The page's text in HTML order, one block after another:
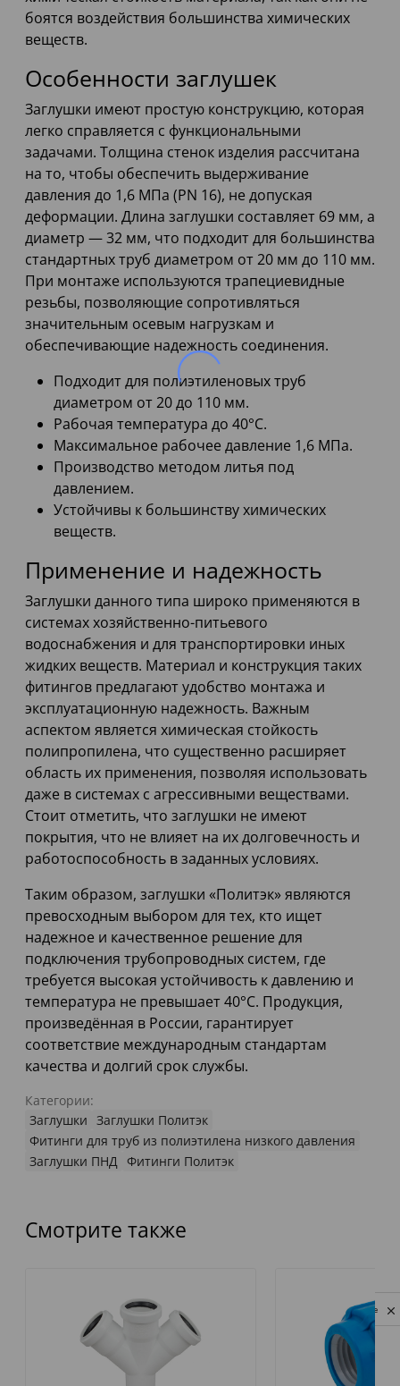
боятся воздействия большинства химических
веществ.
Особенности заглушек
Заглушки имеют простую конструкцию, которая
легко справляется с функциональными
задачами. Толщина стенок изделия рассчитана
на то, чтобы обеспечить выдерживание
давления до 1,6 МПа (PN 16), не допуская
деформации. Длина заглушки составляет 69 мм, а
диаметр — 32 мм, что подходит для большинства
стандартных труб диаметром от 20 мм до 110 мм.
При монтаже используются трапециевидные
резьбы, позволяющие сопротивляться
значительным осевым нагрузкам и
обеспечивающие надежность соединения.
Подходит для полиэтиленовых труб
диаметром от 20 до 110 мм.
Рабочая температура до 40°C.
Максимальное рабочее давление 1,6 МПа.
Производство методом литья под
давлением.
Устойчивы к большинству химических
веществ.
Применение и надежность
Заглушки данного типа широко применяются в
системах хозяйственно-питьевого
водоснабжения и для транспортировки иных
жидких веществ. Материал и конструкция таких
фитингов предлагают удобство монтажа и
эксплуатационную надежность. Важным
аспектом является химическая стойкость
полипропилена, что существенно расширяет
область их применения, позволяя использовать
даже в системах с агрессивными веществами.
Стоит отметить, что заглушки не имеют
покрытия, что не влияет на их долговечность и
работоспособность в заданных условиях.
Таким образом, заглушки «Политэк» являются
превосходным выбором для тех, кто ищет
надежное и качественное решение для
подключения трубопроводных систем, где
требуется высокая устойчивость к давлению и
температура не превышает 40°C. Продукция,
произведённая в России, гарантирует
соответствие международным стандартам
качества и долгий срок службы.
Категории:
Заглушки Заглушки Политэк
Фитинги для труб из полиэтилена низкого давления
Заглушки ПНД Фитинги Политэк
Смотрите также
Privacy notice